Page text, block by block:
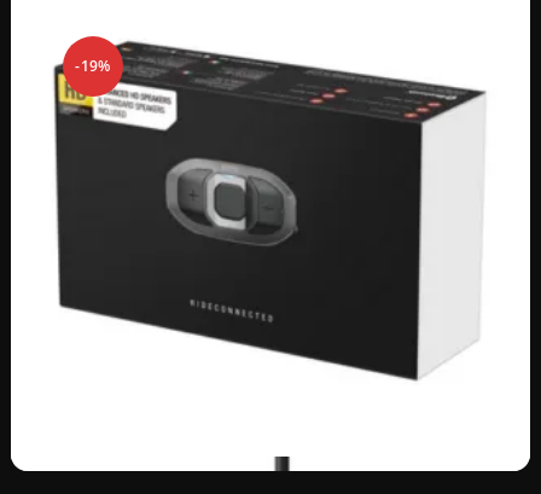
-19%